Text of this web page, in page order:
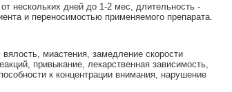
нескольких дней до 1-2 мес, длительность -
и переносимостью применяемого препарата.
вялость, миастения, замедление скорости
привыкание, лекарственная зависимость,
к концентрации внимания, нарушение